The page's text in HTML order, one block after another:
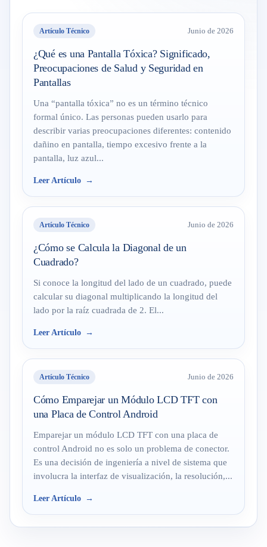
Artículo Técnico Junio de 2026
¿Qué es una Pantalla Tóxica? Significado,
Preocupaciones de Salud y Seguridad en
Pantallas
Una “pantalla tóxica” no es un término técnico
formal único. Las personas pueden usarlo para
describir varias preocupaciones diferentes: contenido
dañino en pantalla, tiempo excesivo frente a la
pantalla, luz azul...
Leer Artículo
Artículo Técnico Junio de 2026
¿Cómo se Calcula la Diagonal de un
Cuadrado?
Si conoce la longitud del lado de un cuadrado, puede
calcular su diagonal multiplicando la longitud del
lado por la raíz cuadrada de 2. El...
Leer Artículo
Artículo Técnico Junio de 2026
Cómo Emparejar un Módulo LCD TFT con
una Placa de Control Android
Emparejar un módulo LCD TFT con una placa de
control Android no es solo un problema de conector.
Es una decisión de ingeniería a nivel de sistema que
involucra la interfaz de visualización, la resolución,...
Leer Artículo